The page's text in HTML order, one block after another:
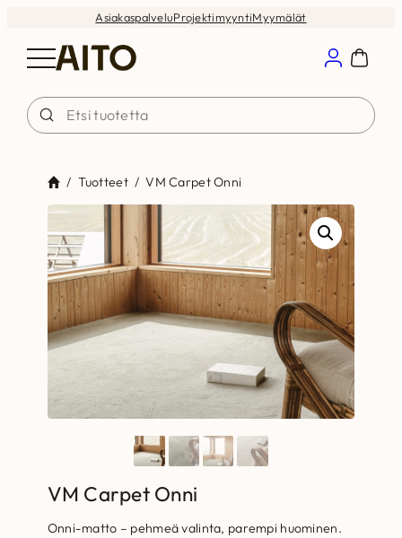
AsiakaspalveluProjektimyyntiMyymälät
/ Tuotteet / VM Carpet Onni
VM Carpet Onni
Onni-matto – pehmeä valinta, parempi huominen.